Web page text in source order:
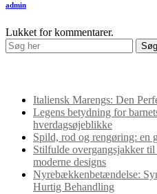
admin
Lukket for kommentarer.
Italiensk Marengs: Den
Legens betydning for
hverdagsøjeblikke
Spild, rod og rengøring: en
Stilfulde overgangsjakker
moderne designs
Nyrebækkenbetændelse:
Hurtig Behandling